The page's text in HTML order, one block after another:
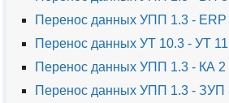
Перенос данных УПП 1.3 - ERP
Перенос данных УТ 10.3 - УТ 11
Перенос данных УПП 1.3 - КА 2
Перенос данных УПП 1.3 - ЗУП